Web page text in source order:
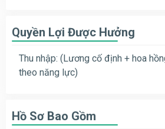
Quyền Lợi Được Hưởng
Thu nhập: (Lương cố định + hoa
theo năng lực)
Hồ Sơ Bao Gồm